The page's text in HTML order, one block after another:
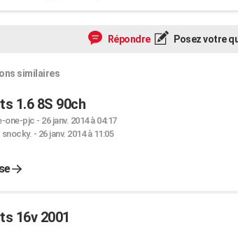
Répondre Posez votre
similaires
1.6 8S 90ch
one-pjc - 26 janv. 2014 à 04:17
snocky. - 26 janv. 2014 à 11:05
16v 2001